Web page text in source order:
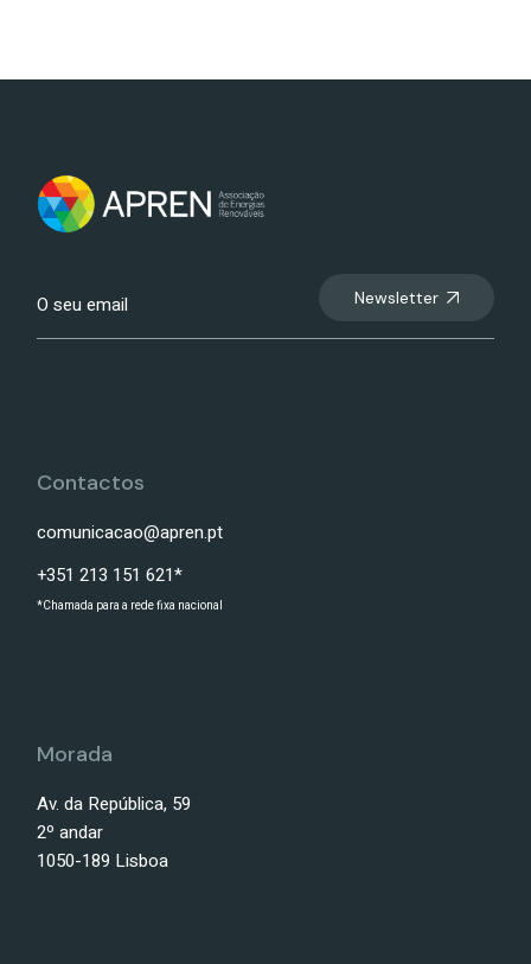
Newsletter
Contactos
comunicacao@apren.pt
+351 213 151 621*
*Chamada para a rede fixa nacional
Morada
Av. da República, 59
2º andar
1050-189 Lisboa